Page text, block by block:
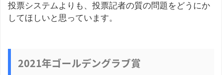
投票システムよりも、投票記者の質の問題をどうにか
してほしいと思っています。
2021年ゴールデングラブ賞